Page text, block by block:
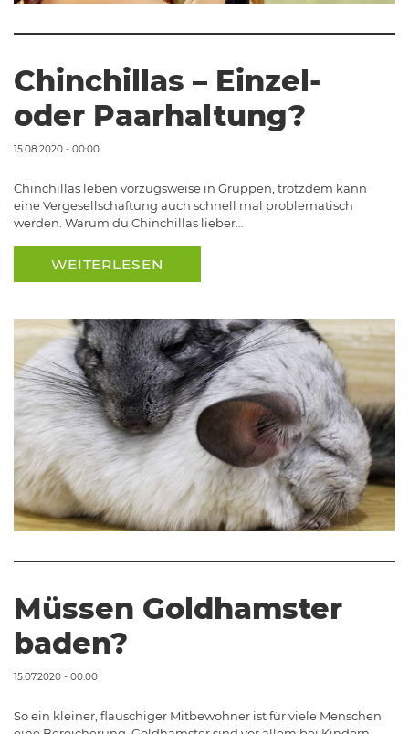
Chinchillas – Einzel-
oder Paarhaltung?
15.08.2020 - 00:00
Chinchillas leben vorzugsweise in Gruppen, trotzdem kann
eine Vergesellschaftung auch schnell mal problematisch
werden. Warum du Chinchillas lieber…
WEITERLESEN
Müssen Goldhamster
baden?
15.07.2020 - 00:00
So ein kleiner, flauschiger Mitbewohner ist für viele Menschen